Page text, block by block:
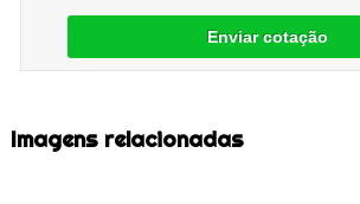
Enviar cotação
Imagens relacionadas